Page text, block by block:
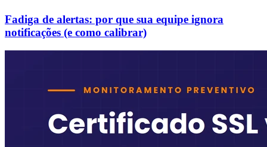
Fadiga de alertas: por que sua equipe ignora
notificações (e como calibrar)